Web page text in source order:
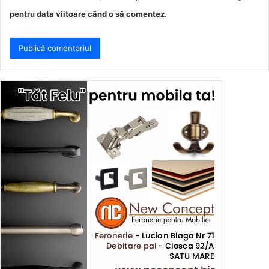
pentru data viitoare când o să comentez.